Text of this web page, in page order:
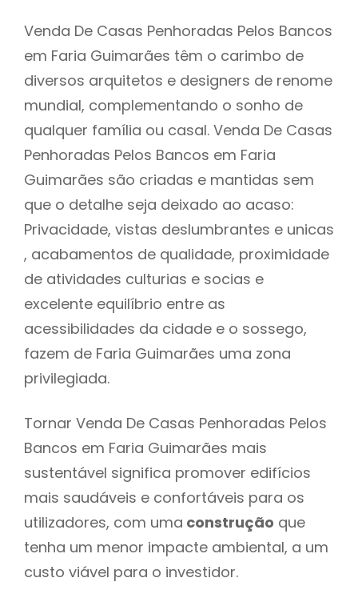
Venda De Casas Penhoradas Pelos Bancos
em Faria Guimarães têm o carimbo de
diversos arquitetos e designers de renome
mundial, complementando o sonho de
qualquer família ou casal. Venda De Casas
Penhoradas Pelos Bancos em Faria
Guimarães são criadas e mantidas sem
que o detalhe seja deixado ao acaso:
Privacidade, vistas deslumbrantes e unicas
, acabamentos de qualidade, proximidade
de atividades culturias e socias e
excelente equilíbrio entre as
acessibilidades da cidade e o sossego,
fazem de Faria Guimarães uma zona
privilegiada.
Tornar Venda De Casas Penhoradas Pelos
Bancos em Faria Guimarães mais
sustentável significa promover edifícios
mais saudáveis e confortáveis para os
utilizadores, com uma construção que
tenha um menor impacte ambiental, a um
custo viável para o investidor.